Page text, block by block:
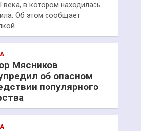
в котором находилась
Об этом сообщает
Мясников
об опасном
популярного